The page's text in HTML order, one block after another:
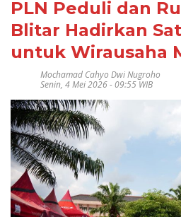
PLN Peduli dan
Blitar Hadirkan
untuk Wirausaha
Mochamad Cahyo Dwi Nugroho
Senin, 4 Mei 2026 - 09:55 WIB